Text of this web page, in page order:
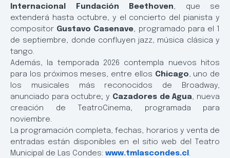
Internacional Fundación Beethoven, que se
extenderá hasta octubre, y el concierto del pianista y
compositor Gustavo Casenave, programado para el 1
de septiembre, donde confluyen jazz, música clásica y
tango.
Además, la temporada 2026 contempla nuevos hitos
para los próximos meses, entre ellos Chicago, uno de
los musicales más reconocidos de Broadway,
anunciado para octubre; y Cazadores de Agua, nueva
creación de TeatroCinema, programada para
noviembre.
La programación completa, fechas, horarios y venta de
entradas están disponibles en el sitio web del Teatro
Municipal de Las Condes: www.tmlascondes.cl .